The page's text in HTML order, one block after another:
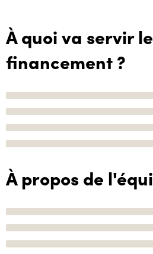
À quoi va servir le
financement ?
À propos de